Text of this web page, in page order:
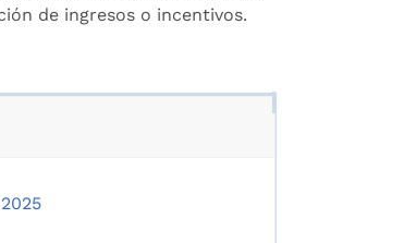
de ingresos o incentivos.